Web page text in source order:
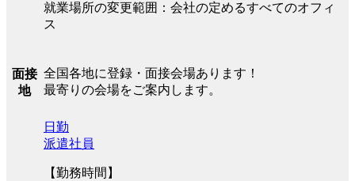
就業場所の変更範囲：会社の定めるすべてのオフィ
ス
面接
地
全国各地に登録・面接会場あります！
最寄りの会場をご案内します。
日勤
派遣社員
【勤務時間】